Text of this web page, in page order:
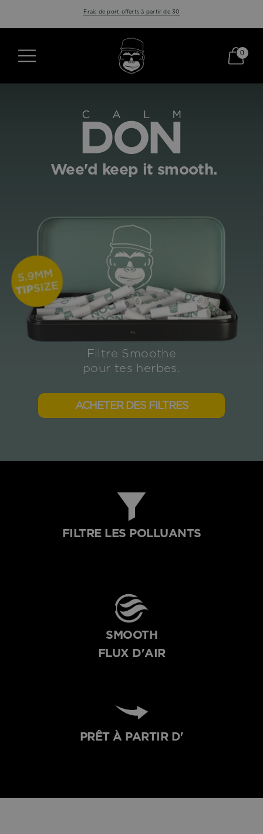
Frais de port offerts à partir de 30
0
Wee'd keep it smooth.
Filtre Smoothe
pour tes herbes.
ACHETER DES FILTRES
FILTRE LES POLLUANTS
SMOOTH
FLUX D'AIR
PRÊT À PARTIR D'